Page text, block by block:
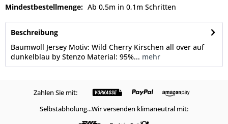
Mindestbestellmenge: Ab 0,5m in 0,1m Schritten
Beschreibung
Baumwoll Jersey Motiv: Wild Cherry Kirschen all over auf
dunkelblau by Stenzo Material: 95%... mehr
Zahlen Sie mit:
Selbstabholung...Wir versenden klimaneutral mit: